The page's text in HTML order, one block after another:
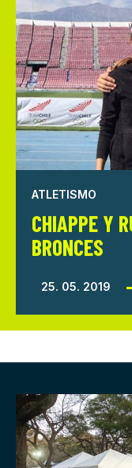
ATLETISMO
CHIAPPE Y
BRONCES
25. 05. 2019